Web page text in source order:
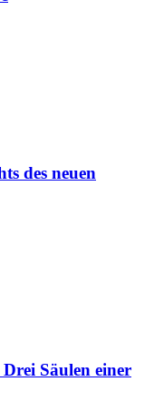
des neuen
Säulen einer